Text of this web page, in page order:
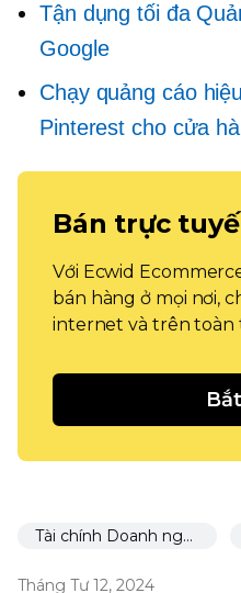
Tận dụng tối đa
Google
Chạy quảng cáo
Pinterest cho cửa
Bán trực
Với Ecwid
bán hàng ở mọi nơi,
internet và trên toàn
Tài chính Doanh nghiệp
Tháng Tư 12, 2024